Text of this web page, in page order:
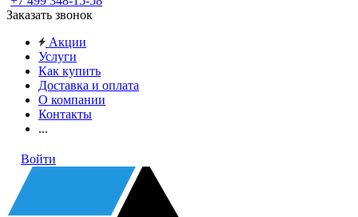
Заказать звонок
Акции
Услуги
Как купить
Доставка и оплата
О компании
Контакты
...
Войти